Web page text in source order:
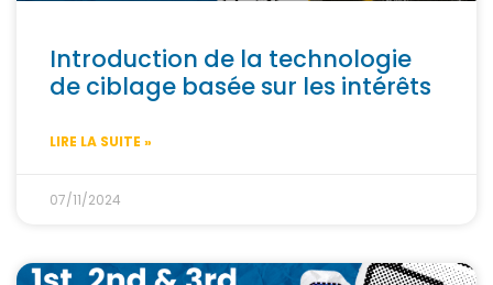
Introduction de la technologie
de ciblage basée sur les intérêts
LIRE LA SUITE »
07/11/2024